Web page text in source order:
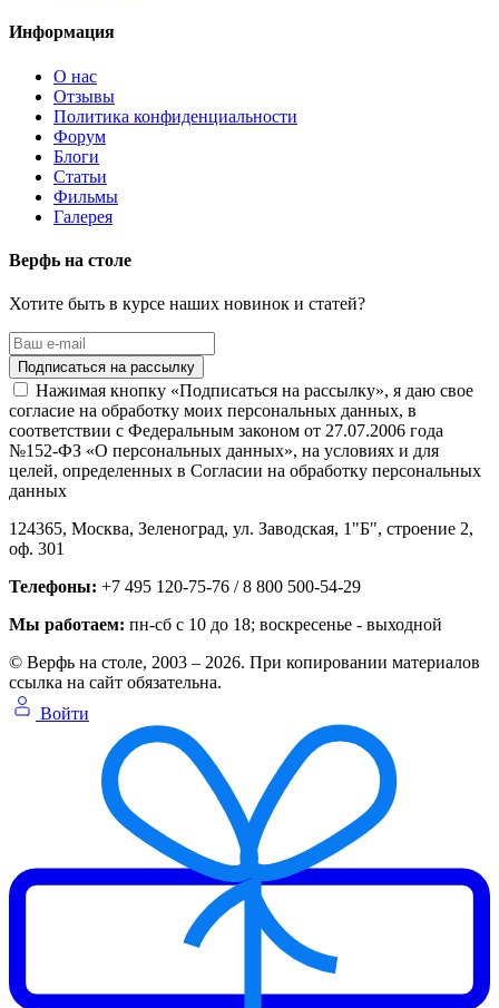
Информация
О нас
Отзывы
Политика конфиденциальности
Форум
Блоги
Статьи
Фильмы
Галерея
Верфь на столе
Хотите быть в курсе наших новинок и статей?
Нажимая кнопку «Подписаться на рассылку», я даю свое
согласие на обработку моих персональных данных, в
соответствии с Федеральным законом от 27.07.2006 года
№152-ФЗ «О персональных данных», на условиях и для
целей, определенных в Согласии на обработку персональных
данных
124365, Москва, Зеленоград, ул. Заводская, 1"Б", строение 2,
оф. 301
Телефоны: +7 495 120-75-76 / 8 800 500-54-29
Мы работаем: пн-сб с 10 до 18; воскресенье - выходной
© Верфь на столе, 2003 – 2026. При копировании материалов
ссылка на сайт обязательна.
Войти